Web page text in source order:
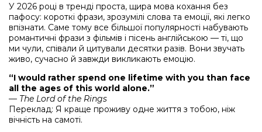
У 2026 році в тренді проста, щира мова кохання без
пафосу: короткі фрази, зрозумілі слова та емоції, які легко
впізнати. Саме тому все більшої популярності набувають
романтичні фрази з фільмів і пісень англійською — ті, що
ми чули, співали й цитували десятки разів. Вони звучать
живо, сучасно й завжди викликають емоцію.
“I would rather spend one lifetime with you than face
all the ages of this world alone.”
— The Lord of the Rings
Переклад: Я краще проживу одне життя з тобою, ніж
вічність на самоті.